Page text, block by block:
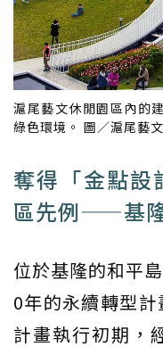
滬尾藝文休閒園區內的
綠色環境。 圖／滬尾藝
奪得「金點設
區先例——基
位於基隆的和平
0年的永續轉型計
計畫執行初期，